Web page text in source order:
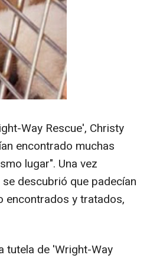
Way Rescue', Christy
encontrado muchas
lugar". Una vez
descubrió que padecían
encontrados y tratados,
tutela de 'Wright-Way